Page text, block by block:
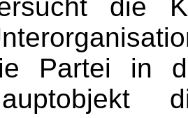
die
Partei in